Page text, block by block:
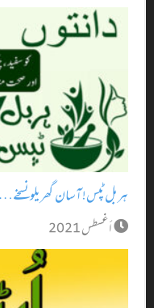
ہربل ٹپس! آسان گھریلو
أغسطس 2021